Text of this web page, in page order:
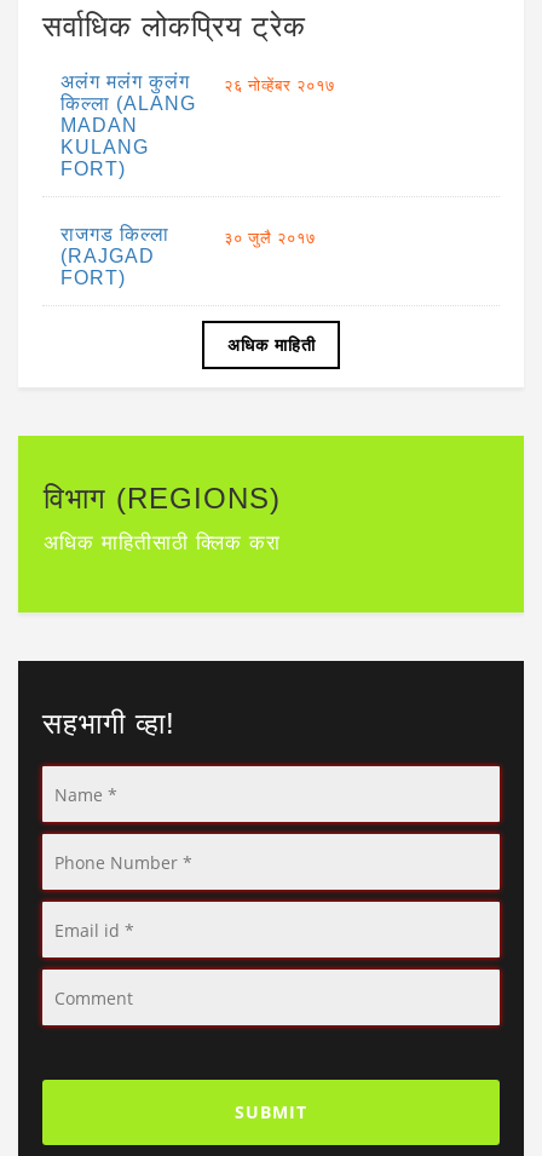
सर्वाधिक लोकप्रिय ट्रेक
अलंग मलंग कुलंग
किल्ला (ALANG
MADAN
KULANG
FORT)
२६ नोव्हेंबर २०१७
राजगड किल्ला
(RAJGAD
FORT)
३० जुलै २०१७
अधिक माहिती
विभाग (REGIONS)
अधिक माहितीसाठी क्लिक करा
सहभागी व्हा!